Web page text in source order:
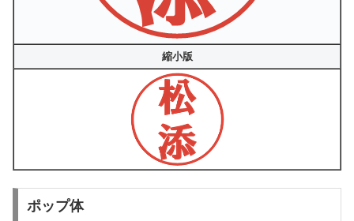
縮小版
ポップ体